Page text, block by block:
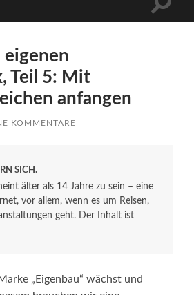
eigenen
Teil 5: Mit
anfangen
KOMMENTARE
SICH.
älter als 14 Jahre zu sein – eine
vor allem, wenn es um Reisen,
geht. Der Inhalt ist
„Eigenbau“ wächst und